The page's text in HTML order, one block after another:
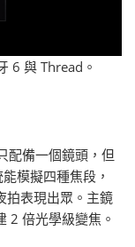
6 與 Thread。
配備一個鏡頭，但
模擬四種焦段，
表現出眾。主鏡
2 倍光學級變焦。